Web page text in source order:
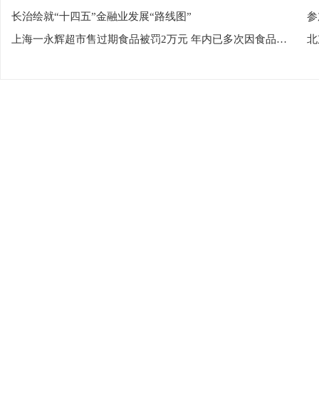
长治绘就“十四五”金融业发展“路线图”
上海一永辉超市售过期食品被罚2万元 年内已多次因食品抽检不合格被罚